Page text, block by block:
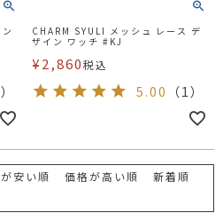
CHARM SYULI メッシュ レース デ
ザイン ワッチ #KJ
¥2,860税込
5.00 （1）
安い順 価格が高い順
新着順